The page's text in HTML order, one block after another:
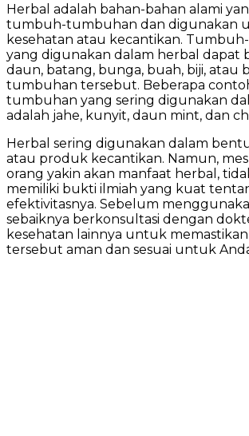
Herbal adalah bahan-bahan alami
tumbuh-tumbuhan dan digunakan
kesehatan atau kecantikan.
yang digunakan dalam herbal dapat
daun, batang, bunga, buah, biji, atau
tumbuhan tersebut. Beberapa
tumbuhan yang sering digunakan
adalah jahe, kunyit, daun mint, dan
Herbal sering digunakan dalam
atau produk kecantikan. Namun,
orang yakin akan manfaat herbal,
memiliki bukti ilmiah yang kuat
efektivitasnya. Sebelum
sebaiknya berkonsultasi dengan
kesehatan lainnya untuk
tersebut aman dan sesuai untuk